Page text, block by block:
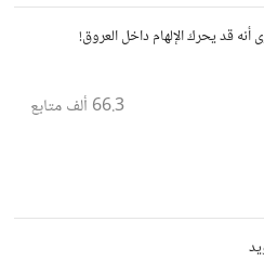
قد يحرك الإلهام داخل العروق!
66.3 ألف متابع